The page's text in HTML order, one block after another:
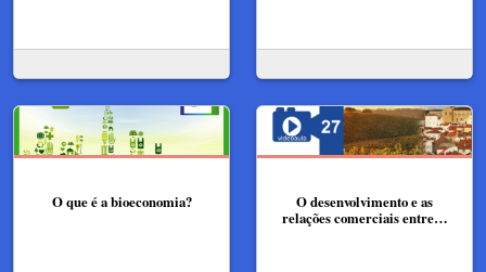
O que é a bioeconomia?
O desenvolvimento e as
relações comerciais entre…